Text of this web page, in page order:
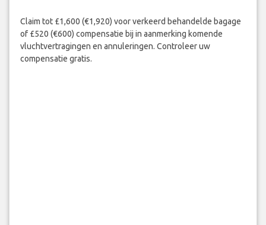
Claim tot £1,600 (€1,920) voor verkeerd behandelde bagage
of £520 (€600) compensatie bij in aanmerking komende
vluchtvertragingen en annuleringen. Controleer uw
compensatie gratis.